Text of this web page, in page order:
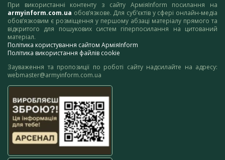
При використанні контенту з сайту АрміяInform посилання на
armyinform.com.ua обов’язкове. Для суб’єктів у сфері онлайн-медіа
обов’язковим є розміщення у першому абзаці матеріалу прямого та
відкритого для пошукових систем гіперпосилання на цитований
матеріал.
Політика користування сайтом АрміяInform
Політика використання файлів cookie
Зауваження та пропозиції по роботі сайту надсилайте на адресу:
webmaster@armyinform.com.ua